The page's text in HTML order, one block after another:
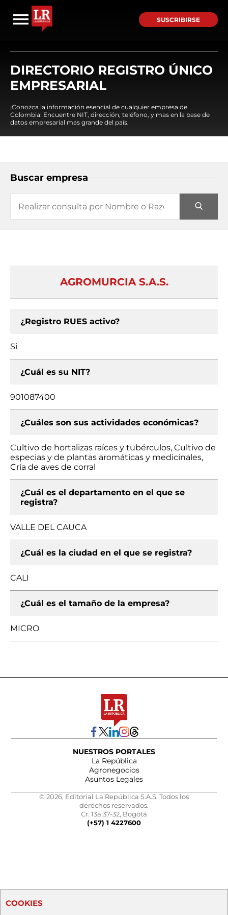
SUSCRIBIRSE
DIRECTORIO REGISTRO ÚNICO
EMPRESARIAL
¡Conozca la información esencial de cualquier empresa de
Colombia! Encuentre NIT, dirección, teléfono, y mas en la base de
datos empresarial mas grande del país.
Buscar empresa
AGROMURCIA S.A.S.
¿Registro RUES activo?
Si
¿Cuál es su NIT?
901087400
¿Cuáles son sus actividades económicas?
Cultivo de hortalizas raíces y tubérculos, Cultivo de
especias y de plantas aromáticas y medicinales,
Cría de aves de corral
¿Cuál es el departamento en el que se
registra?
VALLE DEL CAUCA
¿Cuál es la ciudad en el que se registra?
CALI
¿Cuál es el tamaño de la empresa?
MICRO
NUESTROS PORTALES
La República
Agronegocios
Asuntos Legales
© 2026, Editorial La República S.A.S. Todos los
derechos reservados.
Cr. 13a 37-32, Bogotá
(+57) 1 4227600
COOKIES